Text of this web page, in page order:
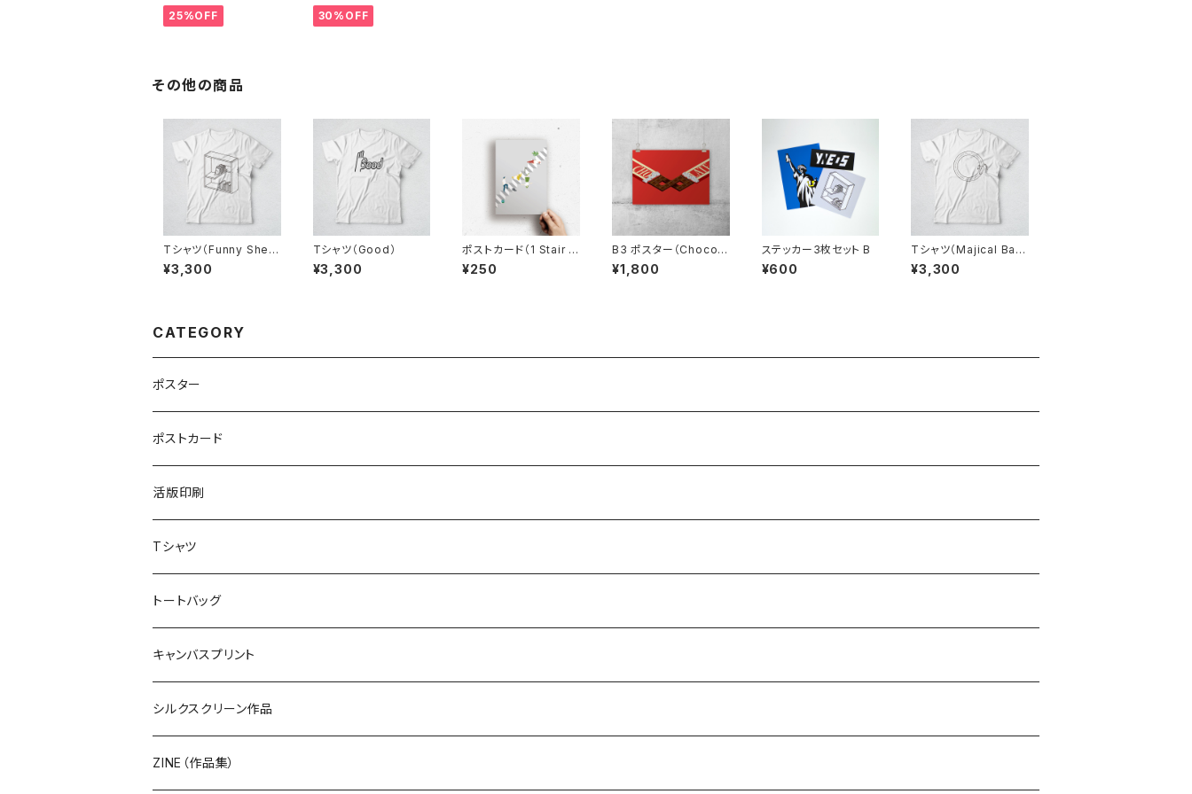
25%OFF
30%OFF
その他の商品
Tシャツ（Funny Shel
f）
¥3,300
Tシャツ（Good）
¥3,300
ポストカード（1 Stair 4
Color）
¥250
B3 ポスター（Chocola
te）
¥1,800
ステッカー3枚セット B
¥600
Tシャツ（Majical Ban
ana）
¥3,300
CATEGORY
ポスター
ポストカード
活版印刷
Tシャツ
トートバッグ
キャンバスプリント
シルクスクリーン作品
ZINE（作品集）